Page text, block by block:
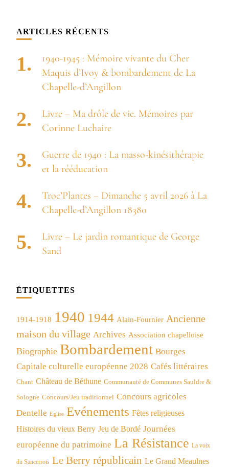
ARTICLES RÉCENTS
1940-1945 : Mémoire vivante du Cher
Maquis d’Ivoy & bombardement de La
Chapelle-d’Angillon
Livre – Ma drôle de vie. Mémoires par
Corinne Luchaire
Guerre de 1940 : La masso-kinésithérapie
et la rééducation
Troc’Plantes – Dimanche 5 avril 2026 à La
Chapelle-d’Angillon 18380
Livre – Le jardin romantique de George
Sand
ÉTIQUETTES
1914-1918 1940 1944 Alain-Fournier Ancienne
maison du village Archives Association chapelloise
Biographie Bombardement Bourges
Capitale culturelle européenne 2028 Cafés littéraires
Chant Château de Béthune Communauté de Communes Sauldre &
Sologne Concours/Jeu traditionnel Concours agricoles
Dentelle Eglise Evénements Fêtes religieuses
Histoires du vieux Berry Jeu de Bordé Journées
européenne du patrimoine La Résistance La voix
du Sancerrois Le Berry républicain Le Grand Meaulnes